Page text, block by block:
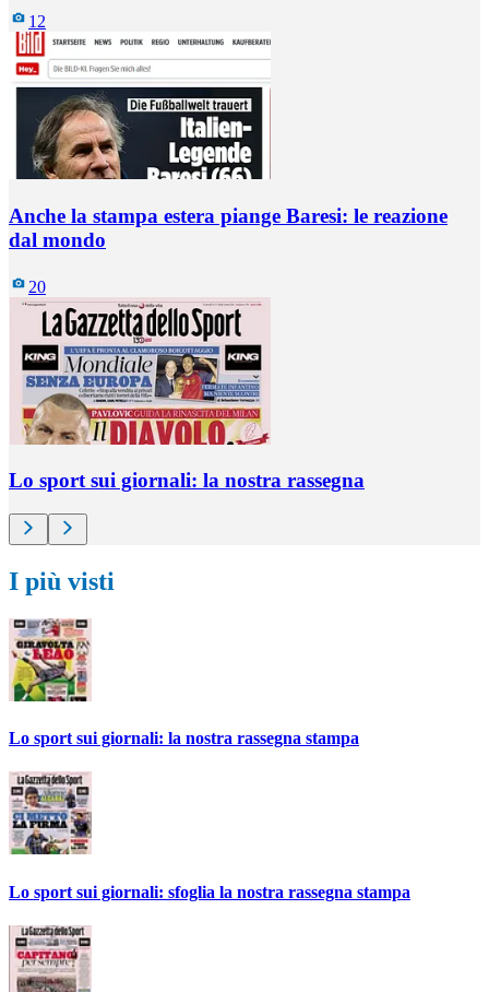
12
Anche la stampa estera piange Baresi: le reazione
dal mondo
20
Lo sport sui giornali: la nostra rassegna
I più visti
Lo sport sui giornali: la nostra rassegna stampa
Lo sport sui giornali: sfoglia la nostra rassegna stampa